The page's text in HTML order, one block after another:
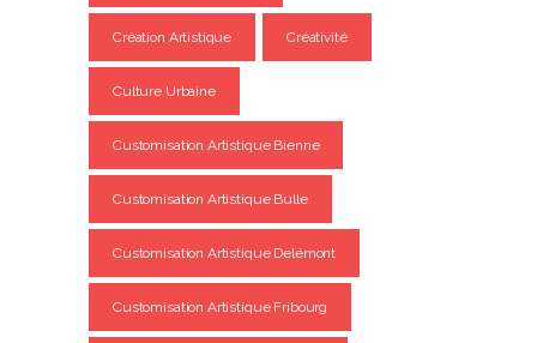
Création Artistique Créativité
Culture Urbaine
Customisation Artistique Bienne
Customisation Artistique Bulle
Customisation Artistique Delémont
Customisation Artistique Fribourg